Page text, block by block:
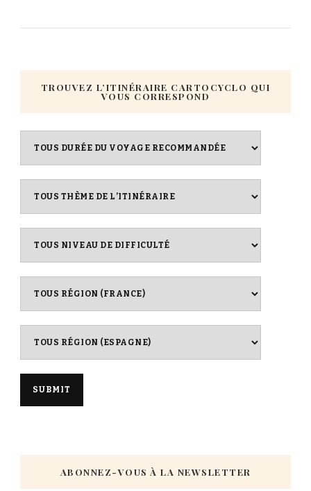
TROUVEZ L’ITINÉRAIRE CARTOCYCLO QUI
VOUS CORRESPOND
ABONNEZ-VOUS À LA NEWSLETTER